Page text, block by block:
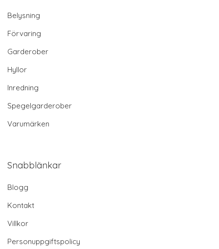
Belysning
Förvaring
Garderober
Hyllor
Inredning
Spegelgarderober
Varumärken
Snabblänkar
Blogg
Kontakt
Villkor
Personuppgiftspolicy